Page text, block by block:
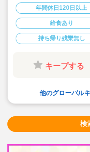
◆年間休日
◆子育て期間
◆半日有給
◆会社独自の
わずノビノビ
◆宿舎借上げ
◆職員間の人
新しい仲間
染めるか不
リアチェンジ
いながら保育
能です！
◆幅広い年齢
◆充実の福利
年間休日120日以上
給食あり
持ち帰り残業無し
キープする
他のグローバル
検